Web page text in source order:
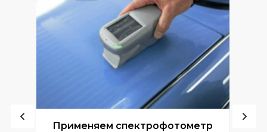
Применяем спектрофотометр